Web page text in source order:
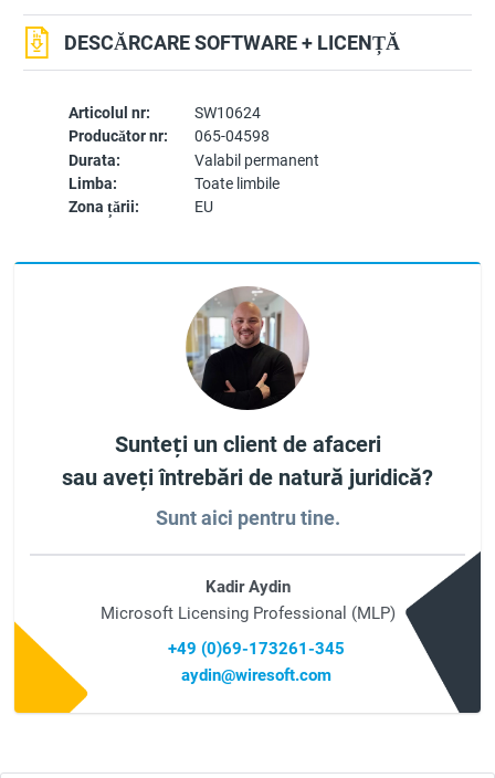
Articolul nr:
SW10624
Producător nr:
065-04598
Durata:
Valabil permanent
Limba:
Toate limbile
Zona țării:
EU
DESCĂRCARE SOFTWARE + LICENȚĂ
Sunteți un client de afaceri
sau aveți întrebări de natură juridică?
Sunt aici pentru tine.
Kadir Aydin
Microsoft Licensing Professional (MLP)
+49 (0)69-173261-345
aydin@wiresoft.com